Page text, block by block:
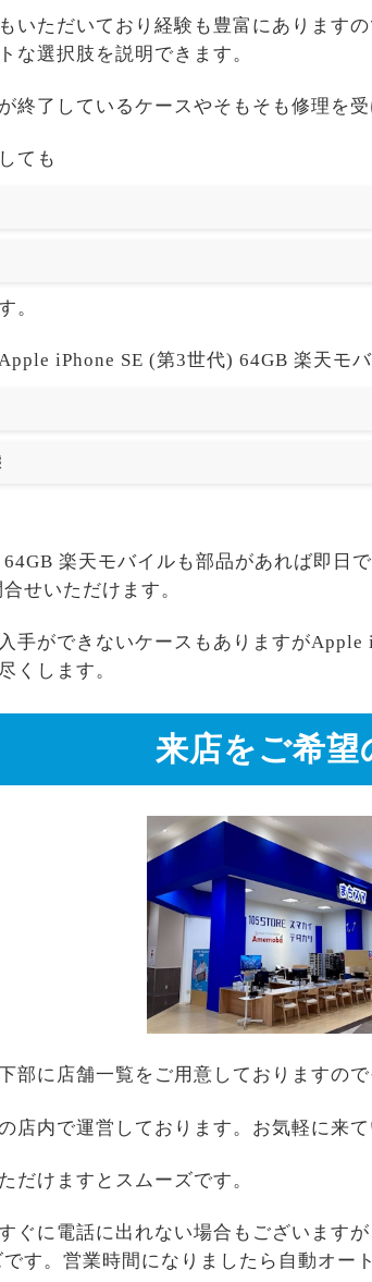
いただいており経験も豊富にあります
な選択肢を説明できます。
終了しているケースやそもそも修理を
ても
。
iPhone SE (第3世代) 64GB 楽天モ
楽天モバイルも部品があれば即日
せいただけます。
手ができないケースもありますがApple
くします。
来店をご希望
部に店舗一覧をご用意しておりますの
店内で運営しております。お気軽に来て
だけますとスムーズです。
ぐに電話に出れない場合もございます
す。営業時間になりましたら自動オー